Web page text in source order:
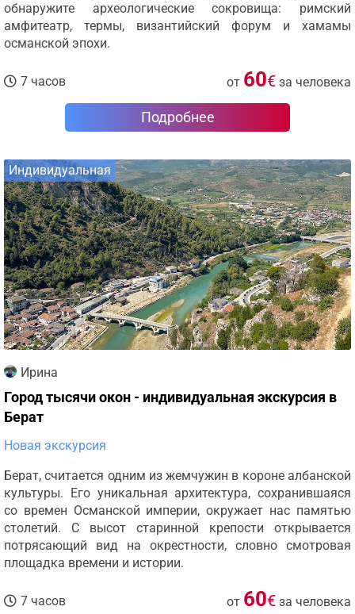
обнаружите археологические сокровища: римский
амфитеатр, термы, византийский форум и хамамы
османской эпохи.
7 часов от 60€ за человека
Подробнее
Индивидуальная
Ирина
Город тысячи окон - индивидуальная экскурсия в
Берат
Новая экскурсия
Берат, считается одним из жемчужин в короне албанской
культуры. Его уникальная архитектура, сохранившаяся
со времен Османской империи, окружает нас памятью
столетий. С высот старинной крепости открывается
потрясающий вид на окрестности, словно смотровая
площадка времени и истории.
7 часов от 60€ за человека